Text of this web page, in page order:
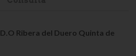
Ribera del Duero Quinta de